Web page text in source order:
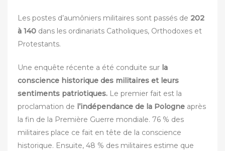
Les postes d’aumôniers militaires sont passés de 202
à 140 dans les ordinariats Catholiques, Orthodoxes et
Protestants.
Une enquête récente a été conduite sur la
conscience historique des militaires et leurs
sentiments patriotiques. Le premier fait est la
proclamation de l’indépendance de la Pologne après
la fin de la Première Guerre mondiale. 76 % des
militaires place ce fait en tête de la conscience
historique. Ensuite, 48 % des militaires estime que